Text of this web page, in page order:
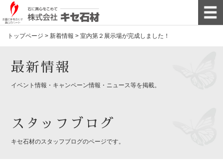
トップページ > 新着情報 > 室内第２展示場が完成しました！
最新情報
イベント情報・キャンペーン情報・ニュース等を掲載。
スタッフブログ
キセ石材のスタッフブログのページです。